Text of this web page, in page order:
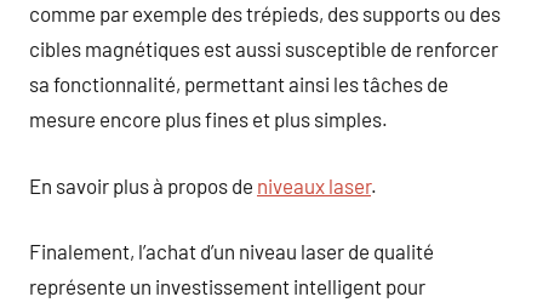
comme par exemple des trépieds, des supports ou des
cibles magnétiques est aussi susceptible de renforcer
sa fonctionnalité, permettant ainsi les tâches de
mesure encore plus fines et plus simples.
En savoir plus à propos de niveaux laser.
Finalement, l’achat d’un niveau laser de qualité
représente un investissement intelligent pour